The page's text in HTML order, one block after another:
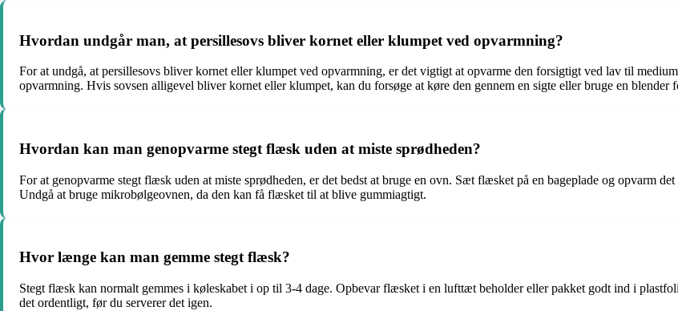
Hvordan undgår man, at persillesovs bliver kornet eller klumpet ved opvarmning?
For at undgå, at persillesovs bliver kornet eller klumpet ved opvarmning, er det vigtigt at opvarme den forsigtigt ved lav til
opvarmning. Hvis sovsen alligevel bliver kornet eller klumpet, kan du forsøge at køre den gennem en sigte eller bruge en blender
Hvordan kan man genopvarme stegt flæsk uden at miste sprødheden?
For at genopvarme stegt flæsk uden at miste sprødheden, er det bedst at bruge en ovn. Sæt flæsket på en bageplade og opvarm
Undgå at bruge mikrobølgeovnen, da den kan få flæsket til at blive gummiagtigt.
Hvor længe kan man gemme stegt flæsk?
Stegt flæsk kan normalt gemmes i køleskabet i op til 3-4 dage. Opbevar flæsket i en lufttæt beholder eller pakket godt ind i
det ordentligt, før du serverer det igen.